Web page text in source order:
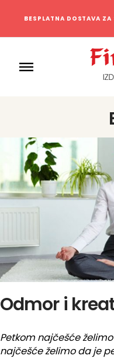
BESPLATNA DOSTAVA
Odmor i
Petkom najčešće
najčešće želimo da je